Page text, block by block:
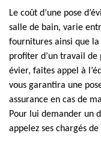
Le coût d’une pose
salle de bain, varie
fournitures ainsi que
profiter d’un travail de
évier, faites appel à
vous garantira une
assurance en cas de
Pour lui demander un
appelez ses chargés